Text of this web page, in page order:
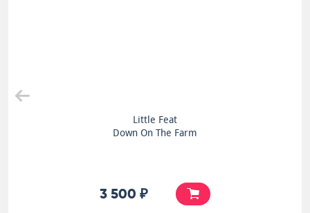
Little Feat
Down On The Farm
3 500 ₽